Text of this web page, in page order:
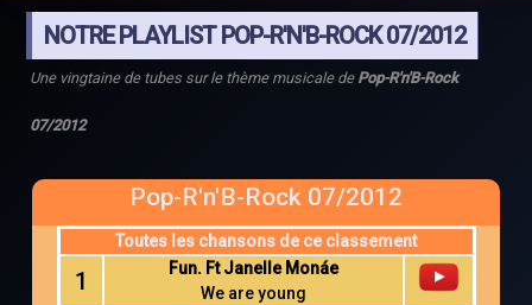
NOTRE PLAYLIST POP-R'N'B-ROCK 07/2012
Une vingtaine de tubes sur le thème musicale de Pop-R'n'B-Rock
07/2012
Pop-R'n'B-Rock 07/2012
Toutes les chansons de ce classement
1
Fun. Ft Janelle Monáe
We are young